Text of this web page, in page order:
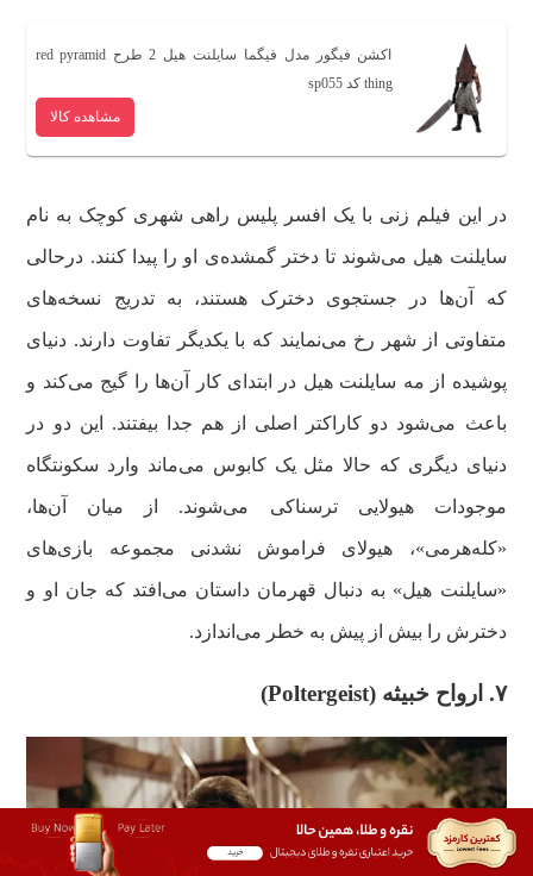
اکشن فیگور مدل فیگما سایلنت هیل 2 طرح red pyramid
thing کد sp055
مشاهده کالا
در این فیلم زنی با یک افسر پلیس راهی شهری کوچک به نام
سایلنت هیل می‌شوند تا دختر گمشده‌ی او را پیدا کنند. درحالی
که آن‌ها در جستجوی دخترک هستند، به تدریج نسخه‌های
متفاوتی از شهر رخ می‌نمایند که با یکدیگر تفاوت دارند. دنیای
پوشیده از مه سایلنت هیل در ابتدای کار آن‌ها را گیج می‌کند و
باعث می‌شود دو کاراکتر اصلی از هم جدا بیفتند. این دو در
دنیای دیگری که حالا مثل یک کابوس می‌ماند وارد سکونتگاه
موجودات هیولایی ترسناکی می‌شوند. از میان آن‌ها،
«کله‌هرمی»، هیولای فراموش نشدنی مجموعه بازی‌های
«سایلنت هیل» به دنبال قهرمان داستان می‌افتد که جان او و
دخترش را بیش از پیش به خطر می‌اندازد.
۷. ارواح خبیثه (Poltergeist)